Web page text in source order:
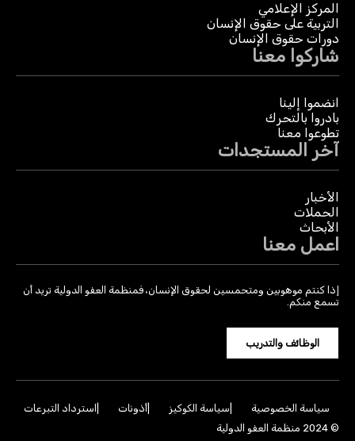
المركز الإعلامي
التربية على حقوق الإنسان
دورات حقوق الإنسان
شاركوا معنا
انضموا إلينا
بادروا بالتحرك
تطوعوا معنا
آخر المستجدات
الأخبار
الحملات
الأبحاث
اعمل معنا
إذا كنتم موهوبين ومتحمسين لحقوق الإنسان، فمنظمة العفو الدولية تريد أن
تسمع منكم.
الوظائف والتدريب
سياسة الخصوصية سياسة الكوكيز أذونات
استرداد التبرعات
© 2024 منظمة العفو الدولية